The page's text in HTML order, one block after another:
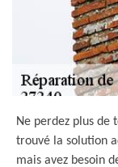
Ne perdez plus de
trouvé la solution
mais avez besoin